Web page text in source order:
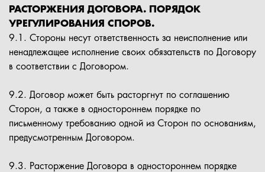
РАСТОРЖЕНИЯ ДОГОВОРА. ПОРЯДОК
УРЕГУЛИРОВАНИЯ СПОРОВ.
9.1. Стороны несут ответственность за неисполнение или
ненадлежащее исполнение своих обязательств по Договору
в соответствии с Договором.
9.2. Договор может быть расторгнут по соглашению
Сторон, а также в одностороннем порядке по
письменному требованию одной из Сторон по основаниям,
предусмотренным Договором.
9.3. Расторжение Договора в одностороннем порядке